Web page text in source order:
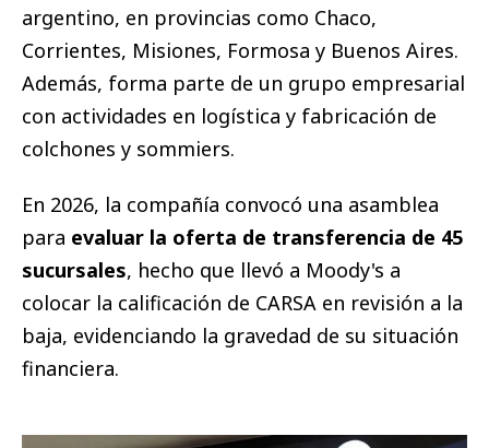
argentino, en provincias como Chaco,
Corrientes, Misiones, Formosa y Buenos Aires.
Además, forma parte de un grupo empresarial
con actividades en logística y fabricación de
colchones y sommiers.
En 2026, la compañía convocó una asamblea
para evaluar la oferta de transferencia de 45
sucursales, hecho que llevó a Moody's a
colocar la calificación de CARSA en revisión a la
baja, evidenciando la gravedad de su situación
financiera.